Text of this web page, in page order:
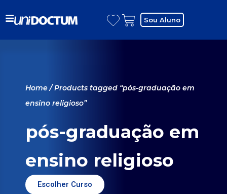
Sou Aluno
Home/ Products tagged “pós-graduação em
ensino religioso”
pós-graduação em
ensino religioso
Escolher Curso